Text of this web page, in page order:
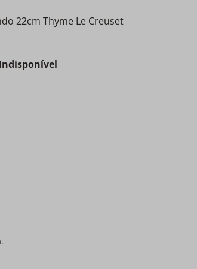
22cm Thyme Le Creuset